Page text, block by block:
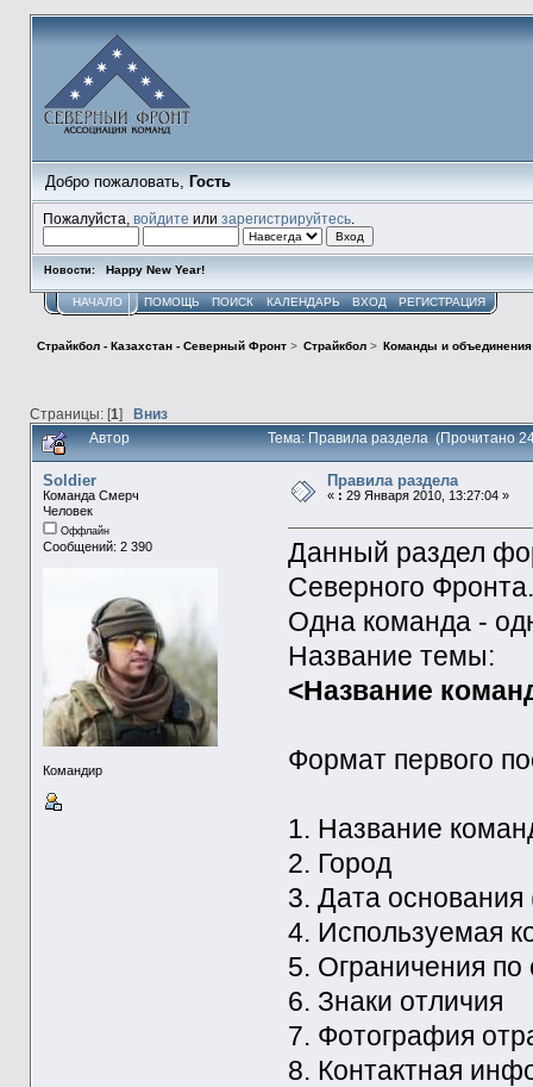
Добро пожаловать, Гость
Пожалуйста, войдите или зарегистрируйтесь.
Новости: Happy New Year!
НАЧАЛО ПОМОЩЬ ПОИСК КАЛЕНДАРЬ ВХОД РЕГИСТРАЦИЯ
Страйкбол - Казахстан - Северный Фронт> Страйкбол > Команды и
Страницы: [1] Вниз
Автор Тема: Правила раздела (Прочитано
Soldier
Команда Смерч
Человек
Оффлайн
Сообщений: 2 390
Командир
Правила раздела
« : 29 Января 2010, 13:27:04 »
Данный раздел
Северного
Одна команда -
Название темы:
<Название
Формат первого
1. Название
2. Город
3. Дата основания
4. Используемая
5. Ограничения
6. Знаки отличия
7. Фотография
8. Контактная